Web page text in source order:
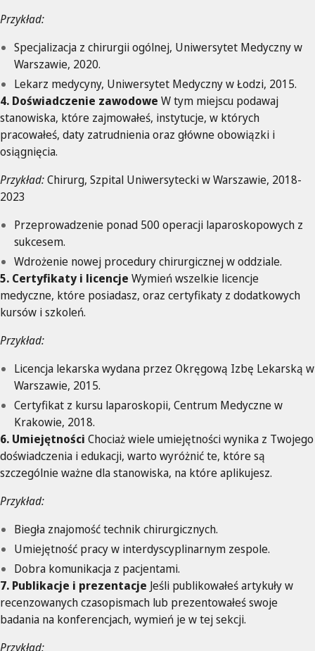
Przykład:
Specjalizacja z chirurgii ogólnej, Uniwersytet Medyczny w
Warszawie, 2020.
Lekarz medycyny, Uniwersytet Medyczny w Łodzi, 2015.
4. Doświadczenie zawodowe W tym miejscu podawaj
stanowiska, które zajmowałeś, instytucje, w których
pracowałeś, daty zatrudnienia oraz główne obowiązki i
osiągnięcia.
Przykład:Chirurg, Szpital Uniwersytecki w Warszawie, 2018-
2023
Przeprowadzenie ponad 500 operacji laparoskopowych z
sukcesem.
Wdrożenie nowej procedury chirurgicznej w oddziale.
5. Certyfikaty i licencje Wymień wszelkie licencje
medyczne, które posiadasz, oraz certyfikaty z dodatkowych
kursów i szkoleń.
Przykład:
Licencja lekarska wydana przez Okręgową Izbę Lekarską w
Warszawie, 2015.
Certyfikat z kursu laparoskopii, Centrum Medyczne w
Krakowie, 2018.
6. Umiejętności Chociaż wiele umiejętności wynika z Twojego
doświadczenia i edukacji, warto wyróżnić te, które są
szczególnie ważne dla stanowiska, na które aplikujesz.
Przykład:
Biegła znajomość technik chirurgicznych.
Umiejętność pracy w interdyscyplinarnym zespole.
Dobra komunikacja z pacjentami.
7. Publikacje i prezentacje Jeśli publikowałeś artykuły w
recenzowanych czasopismach lub prezentowałeś swoje
badania na konferencjach, wymień je w tej sekcji.
Przykład: